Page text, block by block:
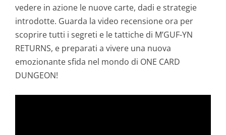
vedere in azione le nuove carte, dadi e strategie
introdotte. Guarda la video recensione ora per
scoprire tutti i segreti e le tattiche di M’GUF-YN
RETURNS, e preparati a vivere una nuova
emozionante sfida nel mondo di ONE CARD
DUNGEON!